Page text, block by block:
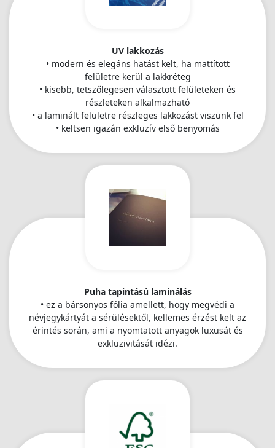
UV lakkozás
• modern és elegáns hatást kelt, ha mattított
felületre kerül a lakkréteg
• kisebb, tetszőlegesen választott felületeken és
részleteken alkalmazható
• a laminált felületre részleges lakkozást viszünk fel
• keltsen igazán exkluzív első benyomás
Puha tapintású laminálás
• ez a bársonyos fólia amellett, hogy megvédi a
névjegykártyát a sérülésektől, kellemes érzést kelt az
érintés során, ami a nyomtatott anyagok luxusát és
exkluzivitását idézi.